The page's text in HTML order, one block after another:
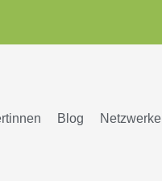
Blog Netzwerke